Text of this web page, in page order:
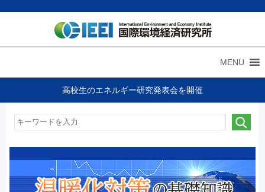
MENU
高校生のエネルギー研究発表会を開催